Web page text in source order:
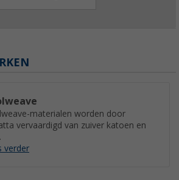
materialen worden door
vervaardigd van zuiver katoen en
verder